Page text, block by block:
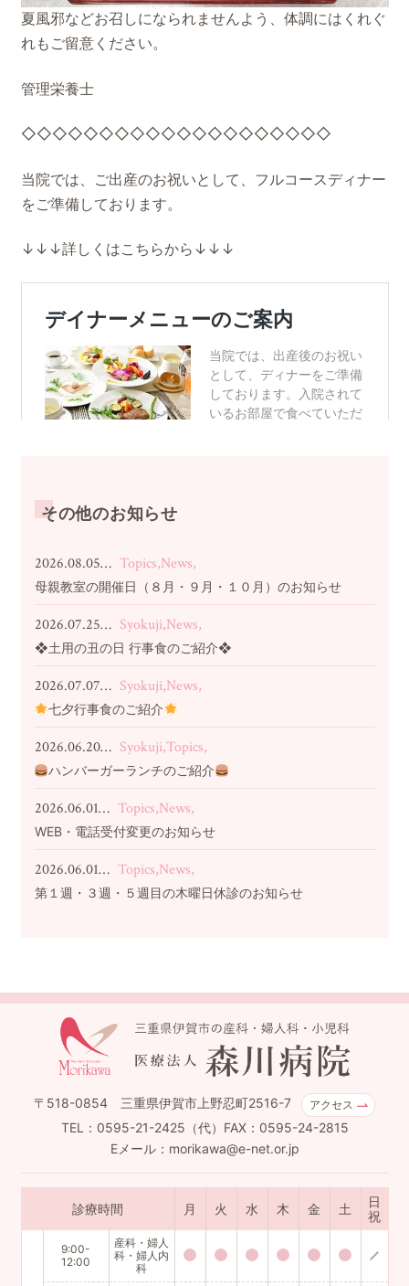
夏風邪などお召しになられませんよう、体調にはくれぐ
れもご留意ください。
管理栄養士
◇◇◇◇◇◇◇◇◇◇◇◇◇◇◇◇◇◇◇◇
当院では、ご出産のお祝いとして、フルコースディナー
をご準備しております。
↓↓↓詳しくはこちらから↓↓↓
その他のお知らせ
2026.08.05… Topics,News,
母親教室の開催日（８月・９月・１０月）のお知らせ
2026.07.25… Syokuji,News,
❖土用の丑の日 行事食のご紹介❖
2026.07.07… Syokuji,News,
七夕行事食のご紹介
2026.06.20… Syokuji,Topics,
ハンバーガーランチのご紹介
2026.06.01… Topics,News,
WEB・電話受付変更のお知らせ
2026.06.01… Topics,News,
第１週・３週・５週目の木曜日休診のお知らせ
〒518-0854 三重県伊賀市上野忍町2516-7 アクセス
TEL：0595-21-2425（代）FAX：0595-24-2815
Eメール：morikawa@e-net.or.jp
診療時間 月 火 水 木 金 土
日
祝
9:00-
12:00
産科・婦人
科・婦人内
科